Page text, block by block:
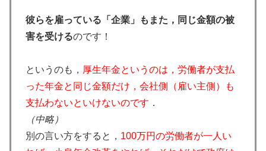
彼らを雇っている「企業」もまた，同じ金額の被
害を受けるのです！
というのも， 厚生年金というのは，労働者が支払
った年金と同じ金額だけ，会社側（雇い主側）も
支払わないといけないのです ．
（中略）
別の言い方をすると， 100万円の労働者が一人い